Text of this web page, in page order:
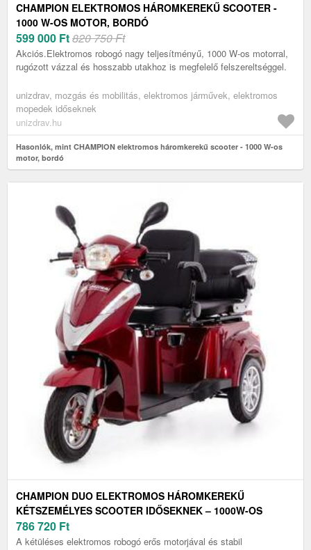
CHAMPION ELEKTROMOS HÁROMKEREKŰ SCOOTER -
1000 W-OS MOTOR, BORDÓ
599 000 Ft820 750 Ft
Akciós.Elektromos robogó nagy teljesítményű, 1000 W-os motorral,
rugózott vázzal és hosszabb utakhoz is megfelelő felszereltséggel.
unizdrav, mozgás és mobilitás, elektromos járművek, elektromos
mopedek időseknek
unizdrav.hu
Hasonlók, mint CHAMPION elektromos háromkerekű scooter - 1000 W-os
motor, bordó
CHAMPION DUO ELEKTROMOS HÁROMKEREKŰ
KÉTSZEMÉLYES SCOOTER IDŐSEKNEK – 1000W-OS
MOTOR
786 720 Ft
A kétüléses elektromos robogó erős motorjával és stabil